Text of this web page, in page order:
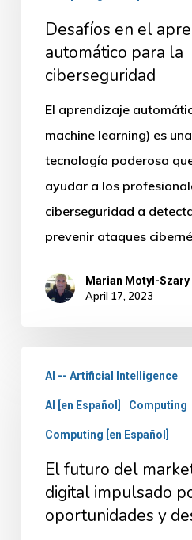
automático
Desafíos en el
automático para la
ciberseguridad
El aprendizaje
machine learning) es una
tecnología poderosa
ayudar a los
ciberseguridad a
prevenir ataques
Marian Motyl-Szary
April 17, 2023
futuro
marketing
digital
impulsado
AI -- Artificial Intelligence
AI [en Español] Computing
Computing [en Español]
El futuro del
digital impulsado
oportunidades y